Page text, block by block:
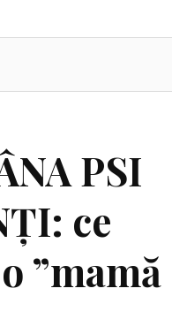
PSI
ce
”mamă